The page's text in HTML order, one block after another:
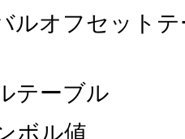
ルオフセット
テーブル
ボル値